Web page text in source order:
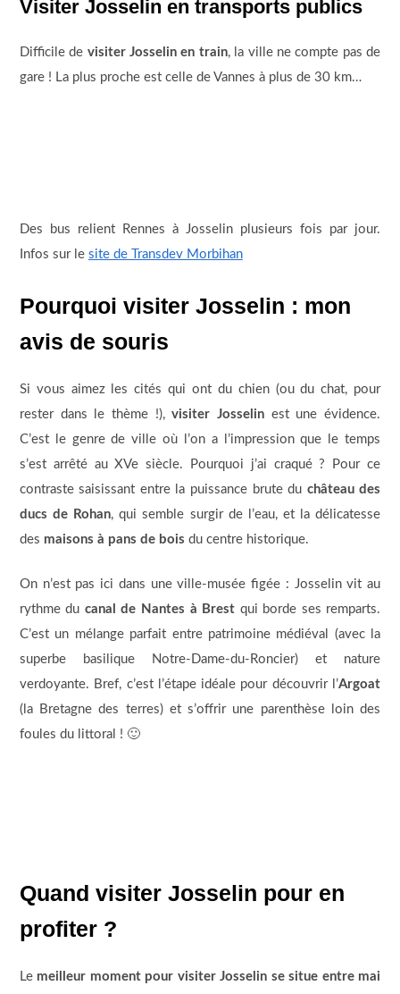
Visiter Josselin en transports publics
Difficile de visiter Josselin en train, la ville ne compte pas de
gare ! La plus proche est celle de Vannes à plus de 30 km…
Des bus relient Rennes à Josselin plusieurs fois par jour.
Infos sur le site de Transdev Morbihan
Pourquoi visiter Josselin : mon
avis de souris
Si vous aimez les cités qui ont du chien (ou du chat, pour
rester dans le thème !),visiter Josselin est une évidence.
C’est le genre de ville où l’on a l’impression que le temps
s’est arrêté au XVe siècle. Pourquoi j’ai craqué ? Pour ce
contraste saisissant entre la puissance brute du château des
ducs de Rohan, qui semble surgir de l’eau, et la délicatesse
des maisons à pans de bois du centre historique.
On n’est pas ici dans une ville-musée figée : Josselin vit au
rythme du canal de Nantes à Brest qui borde ses remparts.
C’est un mélange parfait entre patrimoine médiéval (avec la
superbe basilique Notre-Dame-du-Roncier) et nature
verdoyante. Bref, c’est l’étape idéale pour découvrir l’Argoat
(la Bretagne des terres) et s’offrir une parenthèse loin des
foules du littoral ! 🙂
Quand visiter Josselin pour en
profiter ?
Le meilleur moment pour visiter Josselin se situe entre mai